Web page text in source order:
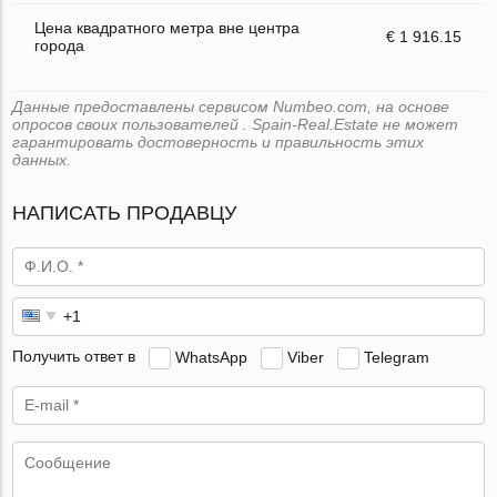
Цена квадратного метра вне центра
города
€ 1 916.15
Данные предоставлены сервисом Numbeo.com, на основе
опросов своих пользователей . Spain-Real.Estate не может
гарантировать достоверность и правильность этих
данных.
НАПИСАТЬ ПРОДАВЦУ
Получить ответ в WhatsApp Viber Telegram